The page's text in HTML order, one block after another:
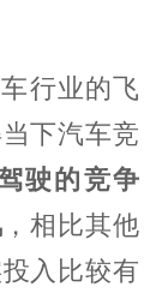
行业的飞
下汽车竞
驶的竞争
，相比其他
入比较有